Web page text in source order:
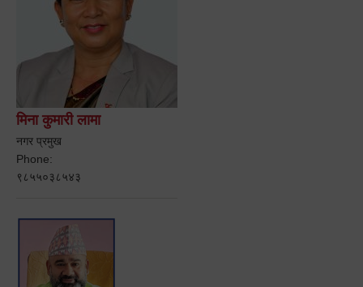
मिना कुमारी लामा
नगर प्रमुख
Phone:
९८५५०३८५४३